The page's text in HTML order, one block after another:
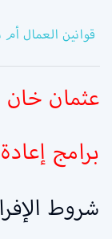
قوانين العمال
عثمان
برامج
شروط